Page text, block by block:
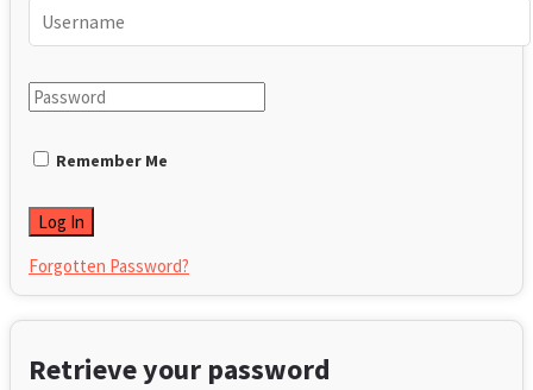
Remember Me
Forgotten Password?
Retrieve your password